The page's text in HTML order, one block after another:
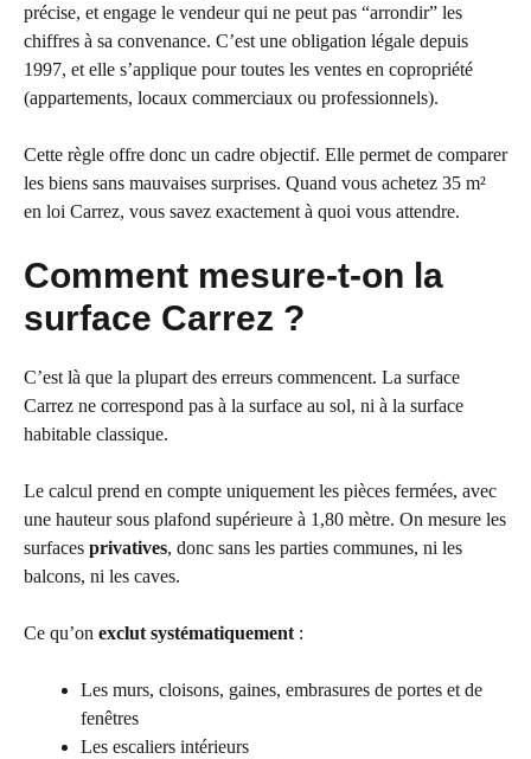
précise, et engage le vendeur qui ne peut pas “arrondir” les
chiffres à sa convenance. C’est une obligation légale depuis
1997, et elle s’applique pour toutes les ventes en copropriété
(appartements, locaux commerciaux ou professionnels).
Cette règle offre donc un cadre objectif. Elle permet de comparer
les biens sans mauvaises surprises. Quand vous achetez 35 m²
en loi Carrez, vous savez exactement à quoi vous attendre.
Comment mesure-t-on la
surface Carrez ?
C’est là que la plupart des erreurs commencent. La surface
Carrez ne correspond pas à la surface au sol, ni à la surface
habitable classique.
Le calcul prend en compte uniquement les pièces fermées, avec
une hauteur sous plafond supérieure à 1,80 mètre. On mesure les
surfaces privatives, donc sans les parties communes, ni les
balcons, ni les caves.
Ce qu’on exclut systématiquement :
Les murs, cloisons, gaines, embrasures de portes et de
fenêtres
Les escaliers intérieurs